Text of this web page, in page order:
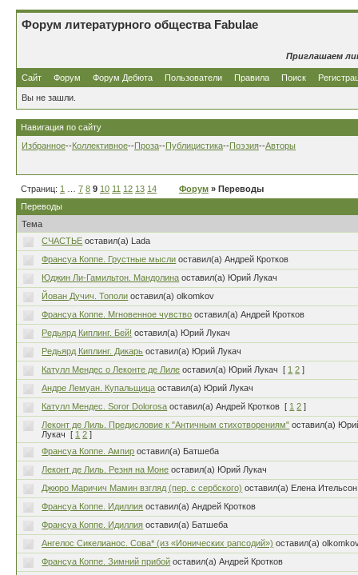
Форум литературного общества Fabulae
Приглашаем
Сайт Форум Форум Дебюта Пользователи Правила Поиск
Вы не зашли.
Навигация по сайту
Избранное--Коллективное--Проза--Публицистика--Поэзия--Авторы
Страниц: 1 7 8 9 10 11 12 13 14 Форум » Переводы
Переводы
Тема
СЧАСТЬЕ оставил(а) Lada
Франсуа Коппе. Грустные мысли оставил(а) Андрей Кротков
Юджин Ли-Гамильтон. Мандолина оставил(а) Юрий Лукач
Йован Дучич. Тополи оставил(а) olkomkov
Франсуа Коппе. Мгновенное чувство оставил(а) Андрей Кротков
Редьярд Киплинг. Бей! оставил(а) Юрий Лукач
Редьярд Киплинг. Дикарь оставил(а) Юрий Лукач
Катулл Мендес о Леконте де Лиле оставил(а) Юрий Лукач [ 1 2 ]
Андре Лемуан. Купальщица оставил(а) Юрий Лукач
Катулл Мендес. Soror Dolorosa оставил(а) Андрей Кротков [ 1 2 ]
Леконт де Лиль. Предисловие к "Античным стихотворениям" оставил(а)
Лукач [ 1 2 ]
Франсуа Коппе. Ампир оставил(а) Батшеба
Леконт де Лиль. Резня на Моне оставил(а) Юрий Лукач
Джюро Маричич Мамин взгляд (пер. с сербского) оставил(а) Елена Ительсон
Франсуа Коппе. Идиллия оставил(а) Андрей Кротков
Франсуа Коппе. Идиллия оставил(а) Батшеба
Ангелос Сикелианос. Сова* (из «Ионических рапсодий») оставил(а)
Франсуа Коппе. Зимний прибой оставил(а) Андрей Кротков